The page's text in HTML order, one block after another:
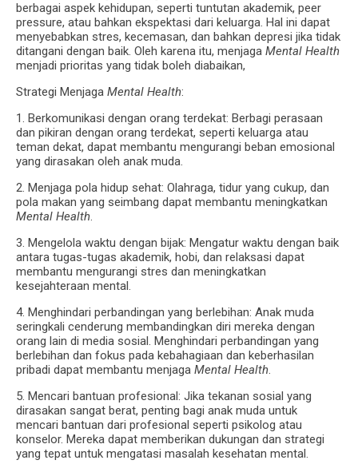
berbagai aspek kehidupan, seperti tuntutan akademik, peer
pressure, atau bahkan ekspektasi dari keluarga. Hal ini dapat
menyebabkan stres, kecemasan, dan bahkan depresi jika tidak
ditangani dengan baik. Oleh karena itu, menjaga Mental Health
menjadi prioritas yang tidak boleh diabaikan,
Strategi Menjaga Mental Health:
1. Berkomunikasi dengan orang terdekat: Berbagi perasaan
dan pikiran dengan orang terdekat, seperti keluarga atau
teman dekat, dapat membantu mengurangi beban emosional
yang dirasakan oleh anak muda.
2. Menjaga pola hidup sehat: Olahraga, tidur yang cukup, dan
pola makan yang seimbang dapat membantu meningkatkan
Mental Health.
3. Mengelola waktu dengan bijak: Mengatur waktu dengan baik
antara tugas-tugas akademik, hobi, dan relaksasi dapat
membantu mengurangi stres dan meningkatkan
kesejahteraan mental.
4. Menghindari perbandingan yang berlebihan: Anak muda
seringkali cenderung membandingkan diri mereka dengan
orang lain di media sosial. Menghindari perbandingan yang
berlebihan dan fokus pada kebahagiaan dan keberhasilan
pribadi dapat membantu menjaga Mental Health.
5. Mencari bantuan profesional: Jika tekanan sosial yang
dirasakan sangat berat, penting bagi anak muda untuk
mencari bantuan dari profesional seperti psikolog atau
konselor. Mereka dapat memberikan dukungan dan strategi
yang tepat untuk mengatasi masalah kesehatan mental.